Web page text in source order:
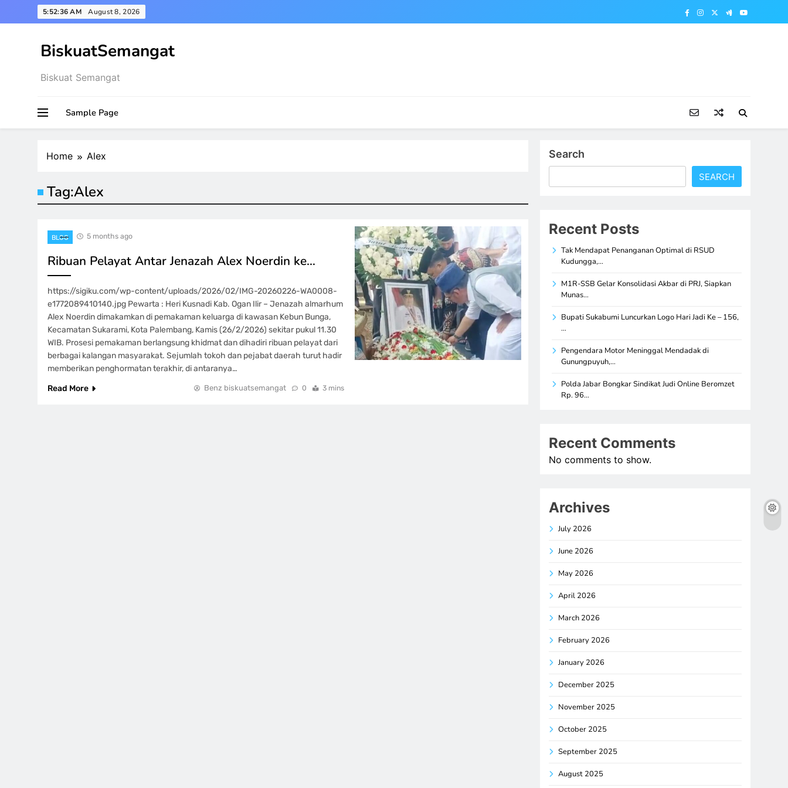
to
5:52:37 AM August 8, 2026
BiskuatSemangat
Biskuat Semangat
Sample Page
Home Alex
Tag:Alex
BLOG 5 months ago
Ribuan Pelayat Antar Jenazah Alex Noerdin ke…
https://sigiku.com/wp-content/uploads/2026/02/IMG-20260226-WA0008-
e1772089410140.jpg Pewarta : Heri Kusnadi Kab. Ogan Ilir – Jenazah almarhum
Alex Noerdin dimakamkan di pemakaman keluarga di kawasan Kebun Bunga,
Kecamatan Sukarami, Kota Palembang, Kamis (26/2/2026) sekitar pukul 11.30
WIB. Prosesi pemakaman berlangsung khidmat dan dihadiri ribuan pelayat dari
berbagai kalangan masyarakat. Sejumlah tokoh dan pejabat daerah turut hadir
memberikan penghormatan terakhir, di antaranya…
Read More
Benz biskuatsemangat 0 3 mins
Search
SEARCH
Recent Posts
Tak Mendapat Penanganan Optimal di RSUD
Kudungga,…
M1R-SSB Gelar Konsolidasi Akbar di PRJ, Siapkan
Munas…
Bupati Sukabumi Luncurkan Logo Hari Jadi Ke – 156,
…
Pengendara Motor Meninggal Mendadak di
Gunungpuyuh,…
Polda Jabar Bongkar Sindikat Judi Online Beromzet
Rp. 96…
Recent Comments
No comments to show.
Archives
July 2026
June 2026
May 2026
April 2026
March 2026
February 2026
January 2026
December 2025
November 2025
October 2025
September 2025
August 2025